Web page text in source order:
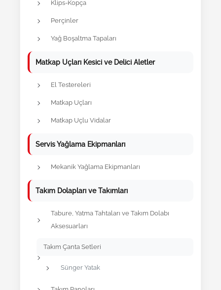
Klips-Kopça
Perçinler
Yağ Boşaltma Tapaları
Matkap Uçları Kesici ve Delici Aletler
El Testereleri
Matkap Uçları
Matkap Uçlu Vidalar
Servis Yağlama Ekipmanları
Mekanik Yağlama Ekipmanları
Takım Dolapları ve Takımları
Tabure, Yatma Tahtaları ve Takım Dolabı
Aksesuarları
Takım Çanta Setleri
Sünger Yatak